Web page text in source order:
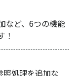
など、6つの機能
！
照処理を追加な